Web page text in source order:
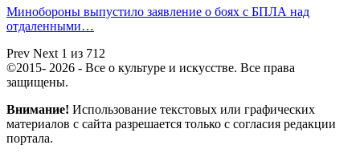
Минобороны выпустило заявление о боях с БПЛА над
отдаленными…
Prev Next 1 из 712
©2015- 2026 - Все о культуре и искусстве. Все права
защищены.
Внимание! Использование текстовых или графических
материалов с сайта разрешается только c согласия редакции
портала.